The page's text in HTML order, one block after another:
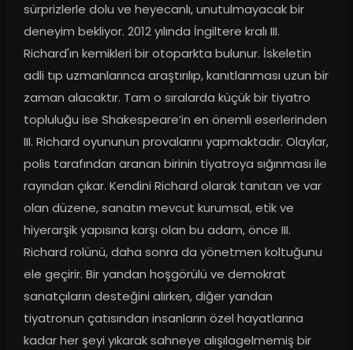
sürprizlerle dolu ve heyecanlı, unutulmayacak bir
deneyim bekliyor. 2012 yılında İngiltere kralı III.
Richard'ın kemikleri bir otoparkta bulunur. İskeletin
adli tıp uzmanlarınca araştırılıp, kanıtlanması uzun bir
zaman alacaktır. Tam o sıralarda küçük bir tiyatro
topluluğu ise Shakespeare’in en önemli eserlerinden
III. Richard oyununun provalarını yapmaktadır. Olaylar,
polis tarafından aranan birinin tiyatroya sığınması ile
rayından çıkar. Kendini Richard olarak tanıtan ve var
olan düzene, sanatın mevcut kurumsal, etik ve
hiyerarşik yapısına karşı olan bu adam, önce III.
Richard rolünü, daha sonra da yönetmen koltuğunu
ele geçirir. Bir yandan hoşgörülü ve demokrat
sanatçıların desteğini alırken, diğer yandan
tiyatronun çatısından insanların özel hayatlarına
kadar her şeyi yıkarak sahneye alışılagelmemiş bir